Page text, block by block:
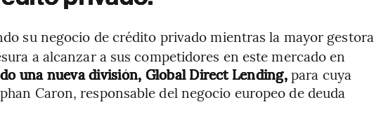
su negocio de crédito privado mientras la mayor gestora
a alcanzar a sus competidores en este mercado en
una nueva división, Global Direct Lending,para cuya
Caron, responsable del negocio europeo de deuda